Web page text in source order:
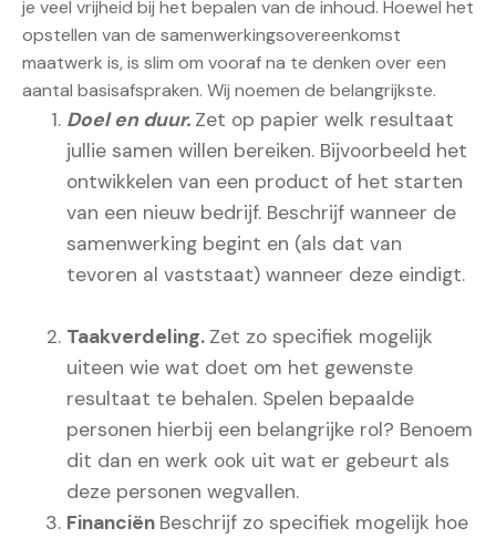
je veel vrijheid bij het bepalen van de inhoud. Hoewel het
opstellen van de samenwerkingsovereenkomst
maatwerk is, is slim om vooraf na te denken over een
aantal basisafspraken. Wij noemen de belangrijkste.
Doel en duur. Zet op papier welk resultaat
jullie samen willen bereiken. Bijvoorbeeld het
ontwikkelen van een product of het starten
van een nieuw bedrijf. Beschrijf wanneer de
samenwerking begint en (als dat van
tevoren al vaststaat) wanneer deze eindigt.
Taakverdeling. Zet zo specifiek mogelijk
uiteen wie wat doet om het gewenste
resultaat te behalen. Spelen bepaalde
personen hierbij een belangrijke rol? Benoem
dit dan en werk ook uit wat er gebeurt als
deze personen wegvallen.
Financiën Beschrijf zo specifiek mogelijk hoe